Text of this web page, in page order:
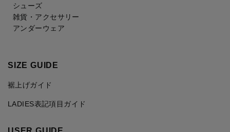
シューズ
雑貨・アクセサリー
アンダーウェア
SIZE GUIDE
裾上げガイド
LADIES表記項目ガイド